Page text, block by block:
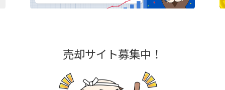
売却サイト募集中！